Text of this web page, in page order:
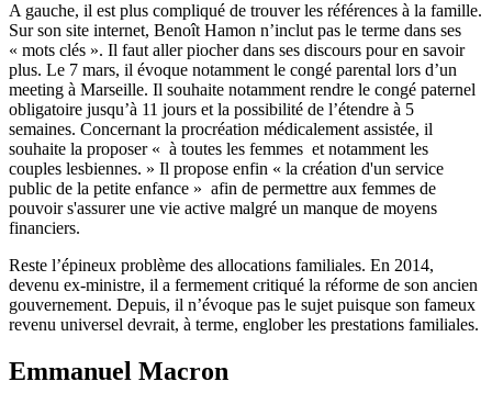
A gauche, il est plus compliqué de trouver les références à la famille.
Sur son site internet, Benoît Hamon n’inclut pas le terme dans ses
« mots clés ». Il faut aller piocher dans ses discours pour en savoir
plus. Le 7 mars, il évoque notamment le congé parental lors d’un
meeting à Marseille. Il souhaite notamment rendre le congé paternel
obligatoire jusqu’à 11 jours et la possibilité de l’étendre à 5
semaines. Concernant la procréation médicalement assistée, il
souhaite la proposer « à toutes les femmes et notamment les
couples lesbiennes. » Il propose enfin « la création d'un service
public de la petite enfance » afin de permettre aux femmes de
pouvoir s'assurer une vie active malgré un manque de moyens
financiers.
Reste l’épineux problème des allocations familiales. En 2014,
devenu ex-ministre, il a fermement critiqué la réforme de son ancien
gouvernement. Depuis, il n’évoque pas le sujet puisque son fameux
revenu universel devrait, à terme, englober les prestations familiales.
Emmanuel Macron